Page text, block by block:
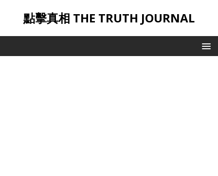
點擊真相 THE TRUTH JOURNAL